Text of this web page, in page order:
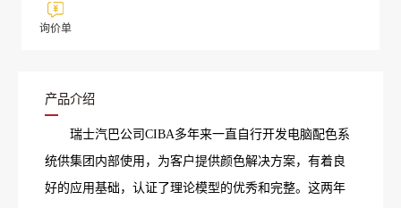
询价单
产品介绍
瑞士汽巴公司CIBA多年来一直自行开发电脑配色系
统供集团内部使用，为客户提供颜色解决方案，有着良
好的应用基础，认证了理论模型的优秀和完整。这两年